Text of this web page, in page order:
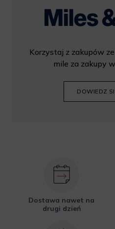
Korzystaj z zakupów
mile za zakupy
DOWIEDZ
Dostawa nawet na
drugi dzień